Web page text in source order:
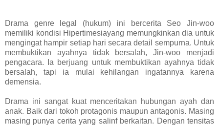
Drama genre legal (hukum) ini bercerita Seo Jin-woo
memiliki kondisi Hipertimesiayang memungkinkan dia untuk
mengingat hampir setiap hari secara detail sempurna. Untuk
membuktikan ayahnya tidak bersalah, Jin-woo menjadi
pengacara. Ia berjuang untuk membuktikan ayahnya tidak
bersalah, tapi ia mulai kehilangan ingatannya karena
demensia.
Drama ini sangat kuat menceritakan hubungan ayah dan
anak. Baik dari tokoh protagonis maupun antagonis. Masing
masing punya cerita yang salinf berkaitan. Dengan tensitas